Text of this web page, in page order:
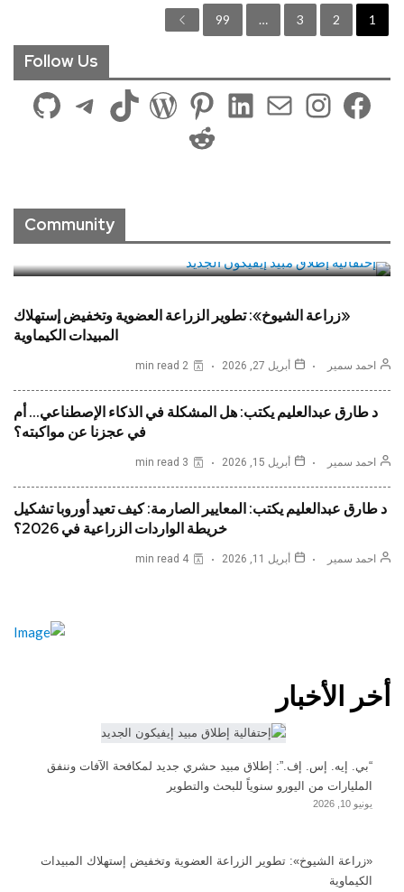
1
2
3
…
99
Follow Us
فيسبوك إنستجرام بريد لينكد إن بينتريست ووردبريس تيك توك تيليجرام جيت هاب
ريديت
Community
«زراعة الشيوخ»: تطوير الزراعة العضوية وتخفيض إستهلاك
المبيدات الكيماوية
احمد سمير أبريل 27, 2026 2 min read
د طارق عبدالعليم يكتب: هل المشكلة في الذكاء الإصطناعي… أم
في عجزنا عن مواكبته؟
احمد سمير أبريل 15, 2026 3 min read
د طارق عبدالعليم يكتب: المعايير الصارمة: كيف تعيد أوروبا تشكيل
خريطة الواردات الزراعية في 2026؟
احمد سمير أبريل 11, 2026 4 min read
أخر الأخبار
“بي. إيه. إس. إف.”: إطلاق مبيد حشري جديد لمكافحة الآفات وننفق
المليارات من اليورو سنوياً للبحث والتطوير
يونيو 10, 2026
«زراعة الشيوخ»: تطوير الزراعة العضوية وتخفيض إستهلاك المبيدات
الكيماوية